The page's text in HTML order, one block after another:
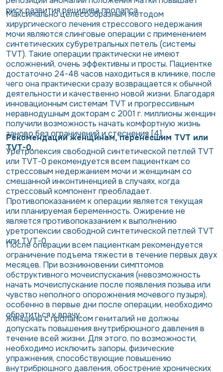
риск развития рецидива пролапса.
Максимально целесообразным методом
хирургического лечения стрессового недержания
мочи являются слинговые операции с применением
синтетических субуретральных петель (системы
TVT). Такие операции практически не имеют
осложнений, очень эффективны и просты. Пациентке
достаточно 24-48 часов находиться в клинике, после
чего она практически сразу возвращается к обычной
деятельности и качественно новой жизни. Благодаря
инновационным системам TVT и прогрессивным
неравнодушным докторам с 2001 г. миллионы женщин
получили возможность начать комфортную жизнь
заново без ограничений и стеснения [4].
Рекомендации женщинам, перенесшим TVT или
TVT-0.
Уретропексия свободной синтетической петлей TVT
или TVT-0 рекомендуется всем пациенткам со
стрессовым недержанием мочи и женщинам со
смешанной инконтиненцией в случаях, когда
стрессовый компонент преобладает.
Противопоказанием к операции является текущая
или планируемая беременность. Ожирение не
является противопоказанием к выполнению
уретропексии свободной синтетической петлей TVT
или TVT-0.
После операции всем пациенткам рекомендуется
ограничение подъема тяжести в течение первых двух
месяцев. При возникновении симптомов
обструктивного мочеиспускания (невозможность
начать мочеиспускание после появления позыва или
чувство неполного опорожнения мочевого пузыря),
особенно в первые дни после операции, необходимо
обратиться к врачу.
Женщины с пролапсом гениталий не должны
допускать повышения внутрибрюшного давления в
течение всей жизни. Для этого, по возможности,
необходимо исключить запоры, физические
упражнения, способствующие повышению
внутрибрюшного давления, обострение хронических